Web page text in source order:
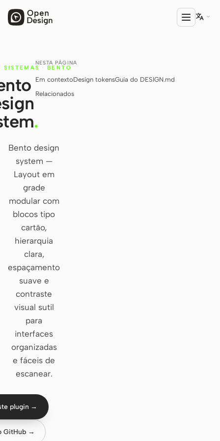
PRODUTO
Open Design
HTML Anything
HTML Video
Codex Slides
Open Design Plugin
Codex
Cursor Agent
Claude Code
OpenCode
Gemini CLI
Qwen Code
Grok Build
Kimi CLI
Trae CLI
Aider

NESTA PÁGINA
Em contextoDesign tokensGuia do DESIGN.md
Relacionados
SISTEMAS · BENTO
.
Bento design
system —
Layout em
grade
modular com
blocos tipo
cartão,
hierarquia
clara,
espaçamento
suave e
contraste
visual sutil
para
interfaces
organizadas
e fáceis de
escanear.
plugin →
GitHub →